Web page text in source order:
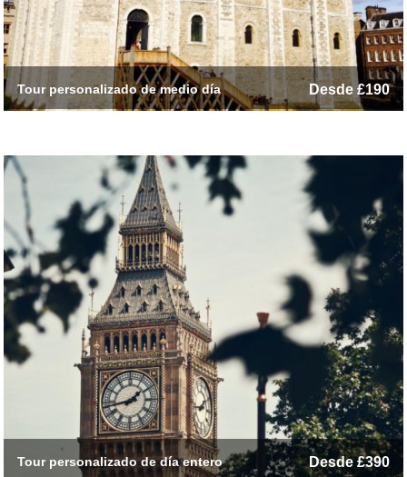
Tour personalizado de medio día Desde £190
Tour personalizado de día entero Desde £390